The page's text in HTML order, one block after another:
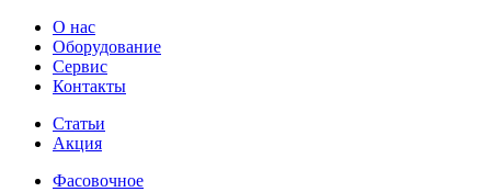
О нас
Оборудование
Сервис
Контакты
Статьи
Акция
Фасовочное